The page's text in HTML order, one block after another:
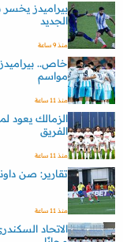
بيراميدز يخسر
الجديد
منذ 9 ساعة
مواسم
منذ 11 ساعة
الزمالك يعود
الفريق
منذ 11 ساعة
تقارير: صن
منذ 11 ساعة
الاتحاد